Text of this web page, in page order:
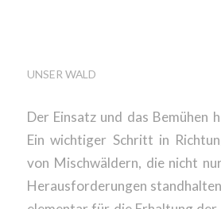
UNSER WALD
Der Einsatz und das Bemühen
Ein wichtiger Schritt in
von Mischwäldern, die nicht
Herausforderungen